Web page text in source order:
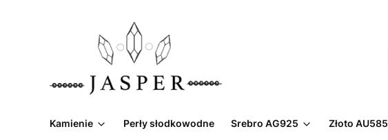
Kamienie Perły słodkowodne Srebro AG925 Złoto AU585